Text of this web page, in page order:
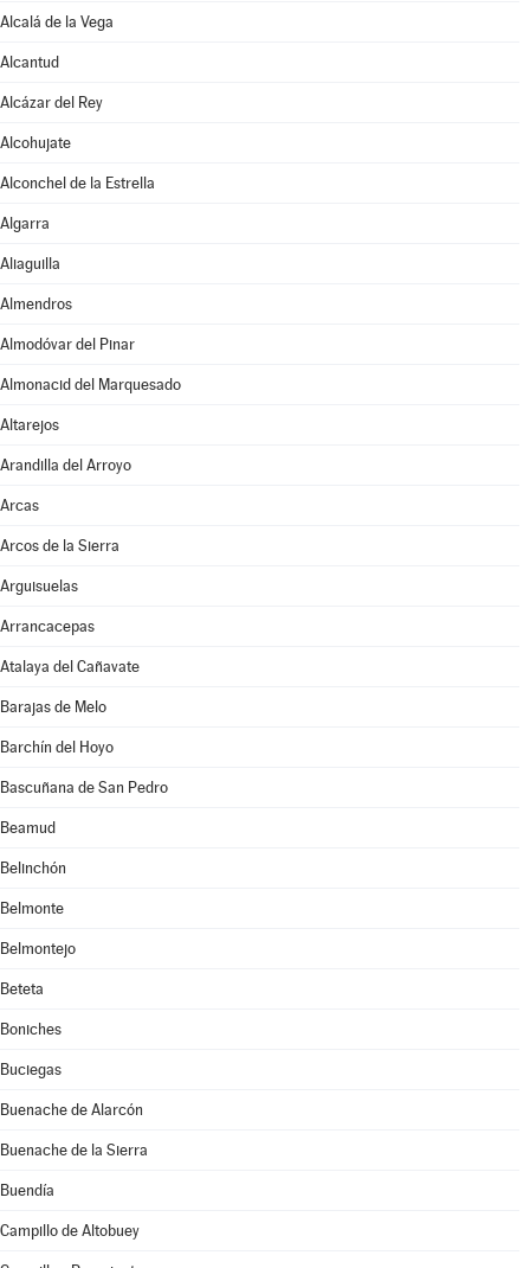
Alcalá de la Vega
Alcantud
Alcázar del Rey
Alcohujate
Alconchel de la Estrella
Algarra
Aliaguilla
Almendros
Almodóvar del Pinar
Almonacid del Marquesado
Altarejos
Arandilla del Arroyo
Arcas
Arcos de la Sierra
Arguisuelas
Arrancacepas
Atalaya del Cañavate
Barajas de Melo
Barchín del Hoyo
Bascuñana de San Pedro
Beamud
Belinchón
Belmonte
Belmontejo
Beteta
Boniches
Buciegas
Buenache de Alarcón
Buenache de la Sierra
Buendía
Campillo de Altobuey